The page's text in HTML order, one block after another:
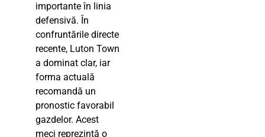
importante în linia
defensivă. În
confruntările directe
recente, Luton Town
a dominat clar, iar
forma actuală
recomandă un
pronostic favorabil
gazdelor. Acest
meci reprezintă o